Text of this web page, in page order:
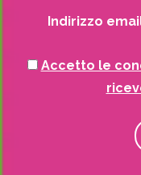
Strutture da
Vasi
Indirizzo
Accetto le